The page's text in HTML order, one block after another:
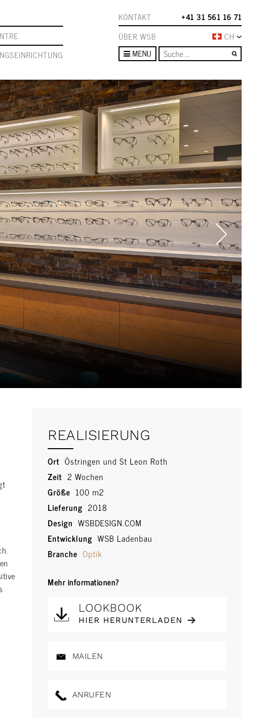
KONTAKT
+41 31 561 16 71
ÜBER WSB
CH
MENU
REALISIERUNG
Ort Östringen und St Leon Roth
Zeit 2 Wochen
Größe 100 m2
Lieferung 2018
Design WSBDESIGN.COM
Entwicklung WSB Ladenbau
Branche Optik
Mehr informationen?
LOOKBOOK
HIER HERUNTERLADEN
MAILEN
ANRUFEN